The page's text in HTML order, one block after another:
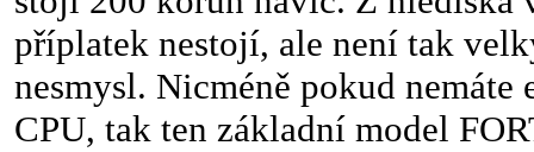
příplatek nestojí, ale není tak
nesmysl. Nicméně pokud nemáte
CPU, tak ten základní model